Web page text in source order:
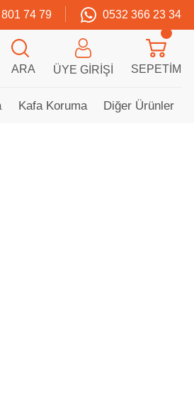
74 79 0532 366 23 34
ARA ÜYE GIRIŞI SEPETIM
Kafa Koruma Diğer Ürünler